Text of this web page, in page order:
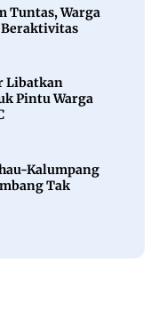
Tuntas, Warga
Beraktivitas
Libatkan
Pintu Warga
Kalumpang
Tak